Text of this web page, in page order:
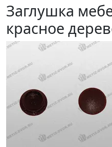
Заглушка
красное